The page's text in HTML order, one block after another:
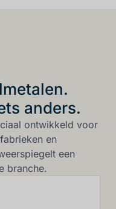
anders.
ontwikkeld voor
en
een
branche.